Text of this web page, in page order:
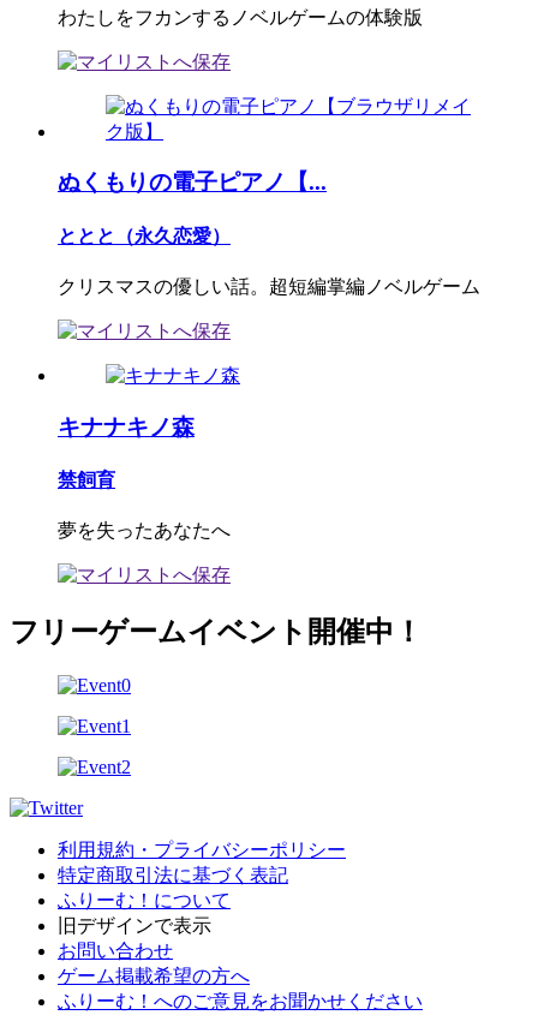
わたしをフカンするノベルゲームの体験版
ぬくもりの電子ピアノ【...
ととと（永久恋愛）
クリスマスの優しい話。超短編掌編ノベルゲーム
キナナキノ森
禁飼育
夢を失ったあなたへ
フリーゲームイベント開催中！
利用規約・プライバシーポリシー
特定商取引法に基づく表記
ふりーむ！について
旧デザインで表示
お問い合わせ
ゲーム掲載希望の方へ
ふりーむ！へのご意見をお聞かせください